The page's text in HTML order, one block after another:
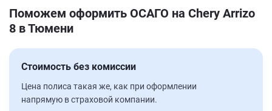
Поможем оформить ОСАГО на Chery Arrizo
8 в Тюмени
Стоимость без комиссии
Цена полиса такая же, как при оформлении
напрямую в страховой компании.